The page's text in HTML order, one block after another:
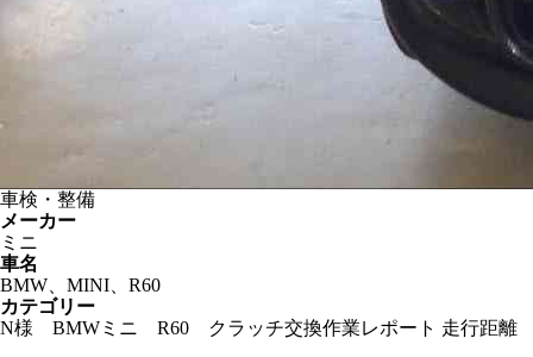
車検・整備
メーカー
ミニ
車名
BMW、MINI、R60
カテゴリー
N様 BMWミニ R60 クラッチ交換作業レポート 走行距離